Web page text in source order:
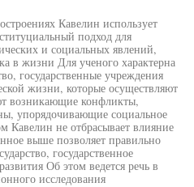
Кавелин использует
подход для
и социальных явлений,
в жизни Для ученого характерна
государственные учреждения
жизни, которые осуществляют
возникающие конфликты,
упорядочивающие социальное
Кавелин не отбрасывает влияние
выше позволяет правильно
государственное
Об этом ведется речь в
исследования